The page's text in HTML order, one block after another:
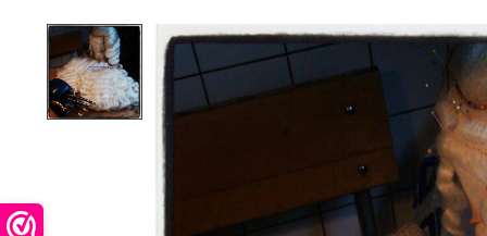
Product image slideshow Items